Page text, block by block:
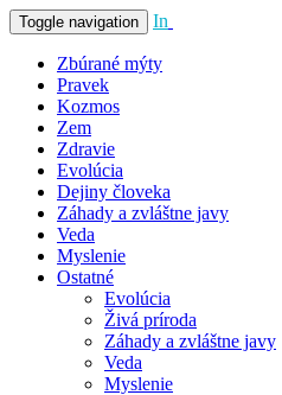
Toggle navigation In
Zbúrané mýty
Pravek
Kozmos
Zem
Zdravie
Evolúcia
Dejiny človeka
Záhady a zvláštne javy
Veda
Myslenie
Ostatné
Evolúcia
Živá príroda
Záhady a zvláštne javy
Veda
Myslenie